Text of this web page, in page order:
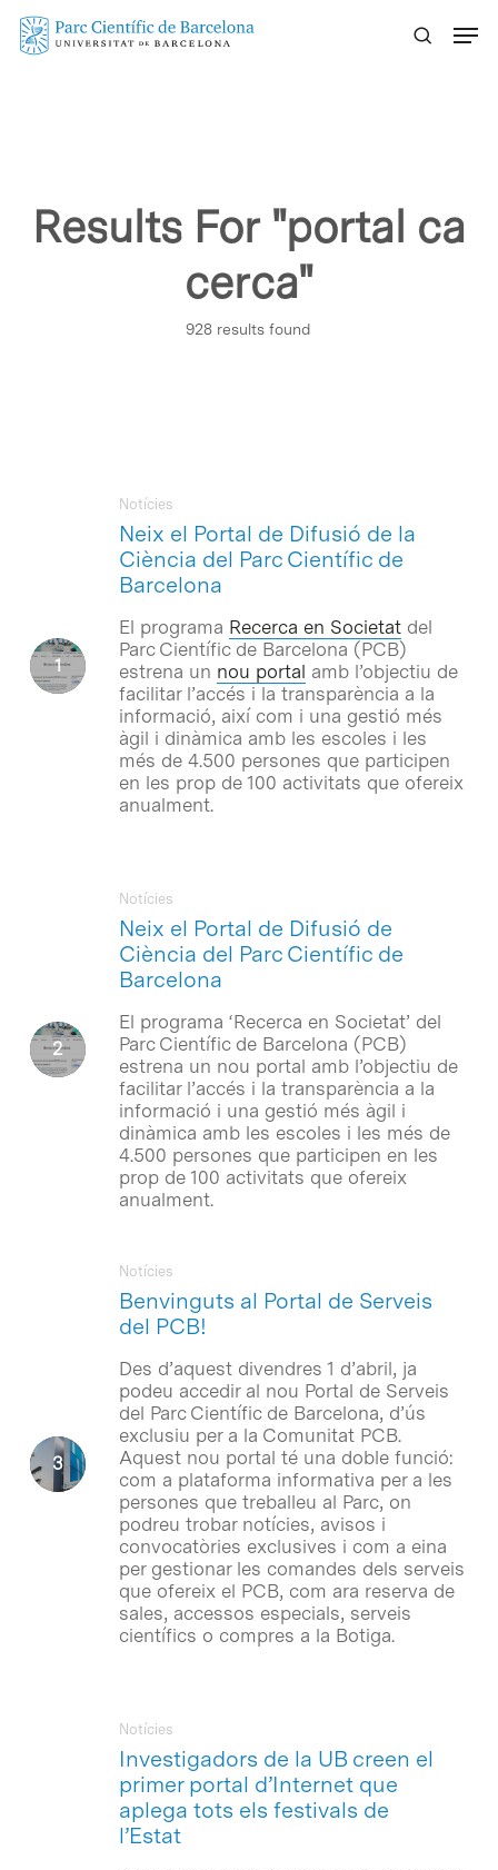
Skip
Results For "portal ca
cerca"
928 results found
Neix el Portal de Difusió de la
Ciència del Parc Científic de
Barcelona
Notícies
El programa Recerca en Societatdel
Parc Científic de Barcelona (PCB)
estrena un nou portal amb l’objectiu de
facilitar l’accés i la transparència a la
informació, així com i una gestió més
àgil i dinàmica amb les escoles i les
més de 4.500 persones que participen
en les prop de 100 activitats que ofereix
anualment.
Neix el Portal de Difusió de
Ciència del Parc Científic de
Barcelona
Notícies
El programa ‘Recerca en Societat’ del
Parc Científic de Barcelona (PCB)
estrena un nou portal amb l’objectiu de
facilitar l’accés i la transparència a la
informació i una gestió més àgil i
dinàmica amb les escoles i les més de
4.500 persones que participen en les
prop de 100 activitats que ofereix
anualment.
Benvinguts al Portal de Serveis
del PCB!
Notícies
Des d’aquest divendres 1 d’abril, ja
podeu accedir al nou Portal de Serveis
del Parc Científic de Barcelona, d’ús
exclusiu per a la Comunitat PCB.
Aquest nou portal té una doble funció:
com a plataforma informativa per a les
persones que treballeu al Parc, on
podreu trobar notícies, avisos i
convocatòries exclusives i com a eina
per gestionar les comandes dels serveis
que ofereix el PCB, com ara reserva de
sales, accessos especials, serveis
científics o compres a la Botiga.
Investigadors de la UB creen el
primer portal d’Internet que
aplega tots els festivals de
l’Estat
Notícies